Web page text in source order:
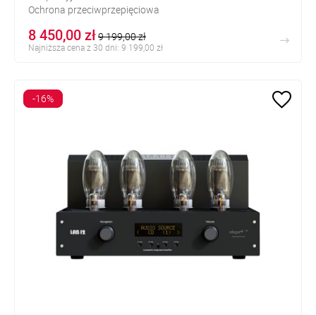
Ochrona przeciwprzepięciowa
8 450,00 zł9 199,00 zł
Najniższa cena z 30 dni: 9 199,00 zł
-16%